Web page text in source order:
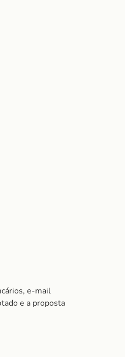
e-mail
e a proposta